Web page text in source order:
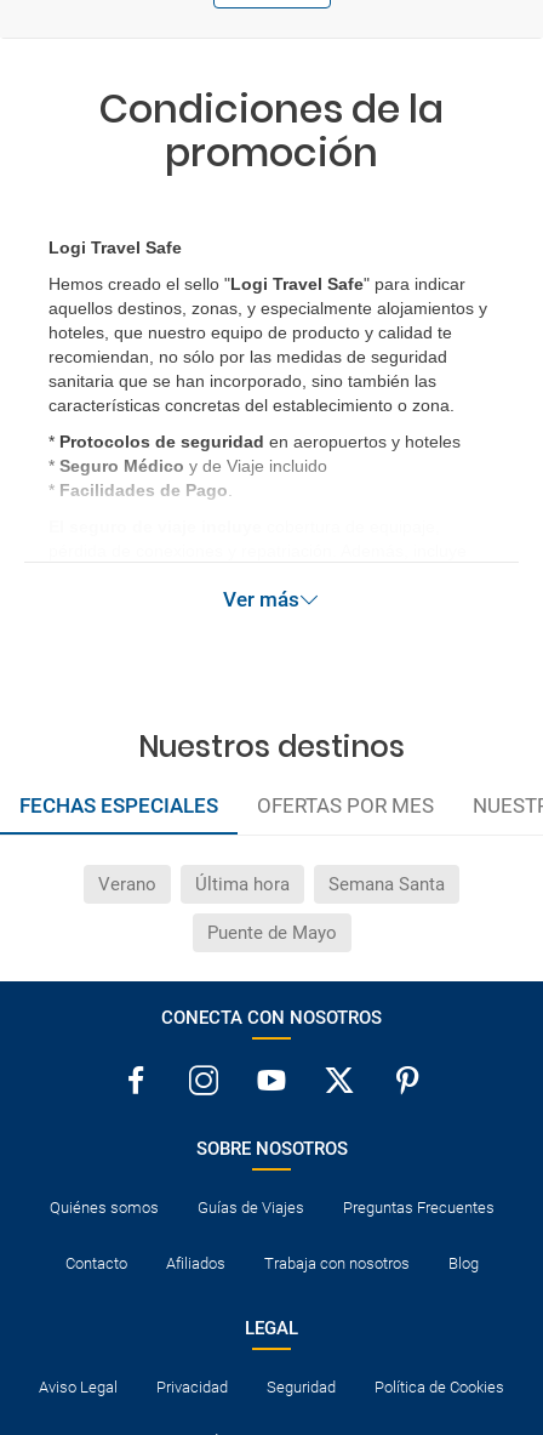
Condiciones de la
promoción
Logi Travel Safe
Hemos creado el sello "Logi Travel Safe" para indicar
aquellos destinos, zonas, y especialmente alojamientos y
hoteles, que nuestro equipo de producto y calidad te
recomiendan, no sólo por las medidas de seguridad
sanitaria que se han incorporado, sino también las
características concretas del establecimiento o zona.
* Protocolos de seguridad en aeropuertos y hoteles
* Seguro Médico y de Viaje incluido
* Facilidades de Pago
terrorismo y/o catástrofes naturales de hasta 3.000€ en el
Ver más
Nuestros destinos
FECHAS ESPECIALES OFERTAS POR MES
Verano Última hora Semana Santa
Puente de Mayo
CONECTA CON NOSOTROS
SOBRE NOSOTROS
Quiénes somos Guías de Viajes Preguntas Frecuentes
Contacto Afiliados Trabaja con nosotros Blog
LEGAL
Aviso Legal Privacidad Seguridad Política de Cookies